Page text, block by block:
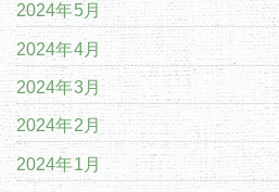
2024年5月
2024年4月
2024年3月
2024年2月
2024年1月